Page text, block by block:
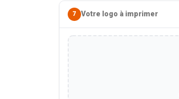
7 Votre logo à imprimer